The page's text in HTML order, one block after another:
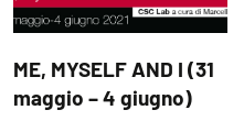
ME, MYSELF AND I (31
maggio – 4 giugno)